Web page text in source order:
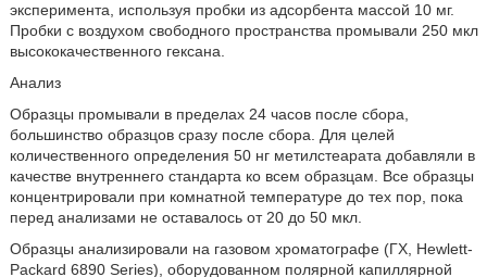
эксперимента, используя пробки из адсорбента массой 10 мг.
Пробки с воздухом свободного пространства промывали 250 мкл
высококачественного гексана.
Анализ
Образцы промывали в пределах 24 часов после сбора,
большинство образцов сразу после сбора. Для целей
количественного определения 50 нг метилстеарата добавляли в
качестве внутреннего стандарта ко всем образцам. Все образцы
концентрировали при комнатной температуре до тех пор, пока
перед анализами не оставалось от 20 до 50 мкл.
Образцы анализировали на газовом хроматографе (ГХ, Hewlett-
Packard 6890 Series), оборудованном полярной капиллярной